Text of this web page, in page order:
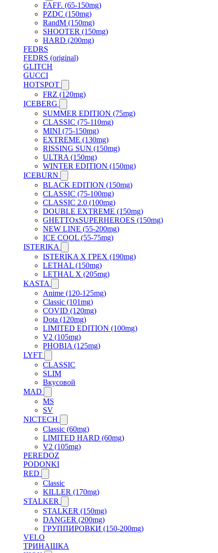
FAFF. (65-150mg)
PZDC (150mg)
RandM (150mg)
SHOOTER (150mg)
HARD (200mg)
FEDRS
FEDRS (original)
GLITCH
GUCCI
HOTSPOT
FRZ (120mg)
ICEBERG
SUMMER EDITION (75mg)
CLASSIC (75-110mg)
MINI (75-150mg)
EXTREME (130mg)
RISSING SUN (150mg)
ULTRA (150mg)
WINTER EDITION (150mg)
ICEBURN
BLACK EDITION (150mg)
CLASSIC (75-100mg)
CLASSIC 2.0 (100mg)
DOUBLE EXTREME (150mg)
GHETTOxSUPERHEROES (150mg)
NEW LINE (55-200mg)
ICE COOL (55-75mg)
ISTERIKA
ISTERIKA X ГРЕХ (190mg)
LETHAL (150mg)
LETHAL X (205mg)
KASTA
Anime (120-125mg)
Classic (101mg)
COVID (120mg)
Dota (120mg)
LIMITED EDITION (100mg)
V2 (105mg)
PHOBIA (125mg)
LYFT
CLASSIC
SLIM
Вкусовой
MAD
MS
SV
NICTECH
Classic (60mg)
LIMITED HARD (60mg)
V2 (105mg)
PEREDOZ
PODONKI
RED
Classic
KILLER (170mg)
STALKER
STALKER (150mg)
DANGER (200mg)
ГРУППИРОВКИ (150-200mg)
VELO
ТРИНАШКА